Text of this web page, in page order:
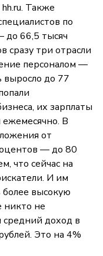
Также
по
до 66,5 тысяч
сразу три отрасли
персоналом —
выросло до 77
их зарплаты
ежемесячно. В
от
— до 80
что сейчас на
И им
более высокую
никто не
средний доход в
Это на 4%